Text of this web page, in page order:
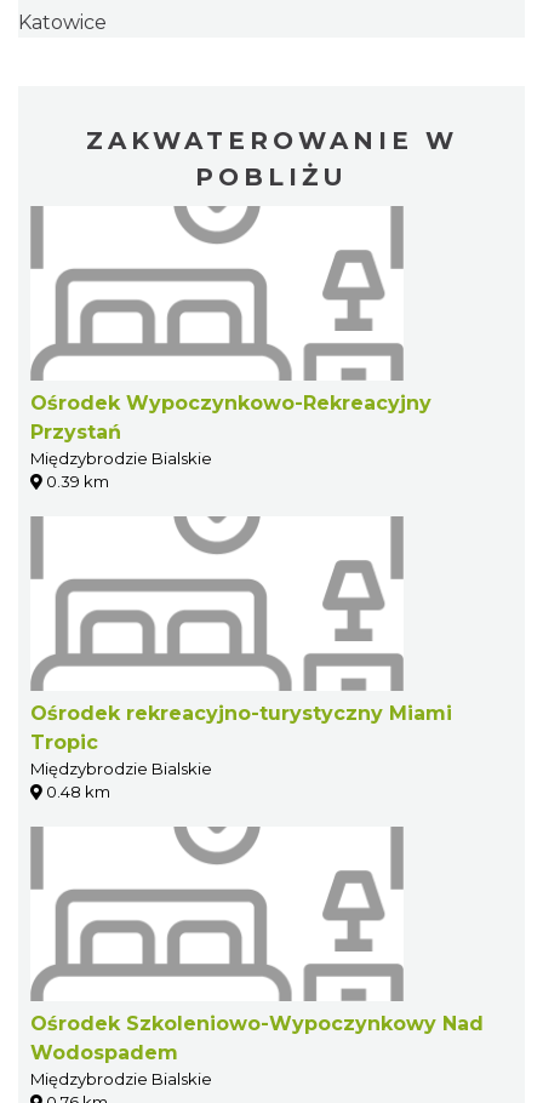
Katowice
ZAKWATEROWANIE W
POBLIŻU
Ośrodek Wypoczynkowo-Rekreacyjny
Przystań
Międzybrodzie Bialskie
0.39 km
Ośrodek rekreacyjno-turystyczny Miami
Tropic
Międzybrodzie Bialskie
0.48 km
Ośrodek Szkoleniowo-Wypoczynkowy Nad
Wodospadem
Międzybrodzie Bialskie